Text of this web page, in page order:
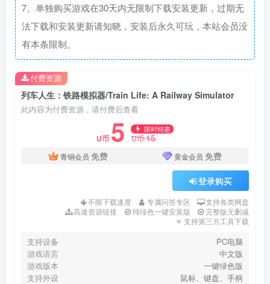
7、单独购买游戏在30天内无限制下载安装更新，过期无
法下载和安装更新请知晓，安装后永久可玩，本站会员没
有本条限制。
列车人生：铁路模拟器/Train Life: A Railway Simulator
此内容为付费资源，请付费后查看
U币 5 限时特惠
U币15
青铜会员 免费 黄金会员 免费
登录购买
不限下载速度 专属问答专区
支持各类网盘
高速资源链接
纯绿色一键安装版
完整版无删减
支持第三方工具下载
支持设备
PC电脑
游戏语言
中文版
游戏版本
一键绿色版
支持外设
鼠标、键盘、手柄
付费资源